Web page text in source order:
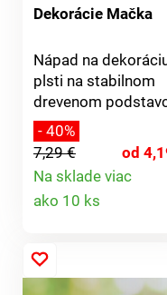
Dekorácie Mačka
Nápad na
plsti na stabilnom
drevenom
očarujúca mačacia
mama s
perlovým
náhrdelníkom a
zvončekom. Patria k
- 40%
7,29 €
od
Na sklade viac
ako 10 ks